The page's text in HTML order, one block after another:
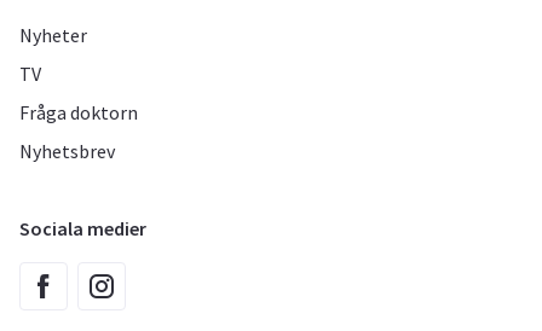
Nyheter
TV
Fråga doktorn
Nyhetsbrev
Sociala medier